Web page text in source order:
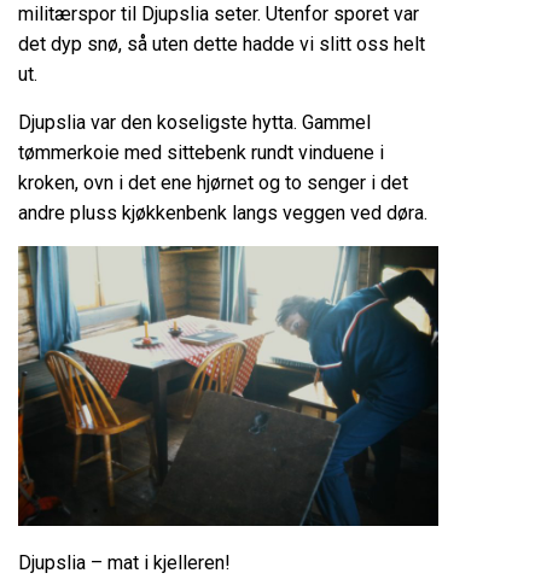
militærspor til Djupslia seter. Utenfor sporet var
det dyp snø, så uten dette hadde vi slitt oss helt
ut.
Djupslia var den koseligste hytta. Gammel
tømmerkoie med sittebenk rundt vinduene i
kroken, ovn i det ene hjørnet og to senger i det
andre pluss kjøkkenbenk langs veggen ved døra.
Djupslia – mat i kjelleren!